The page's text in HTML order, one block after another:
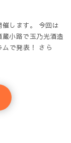
します。 今回は
小路で玉乃光酒造
で発表！ さら